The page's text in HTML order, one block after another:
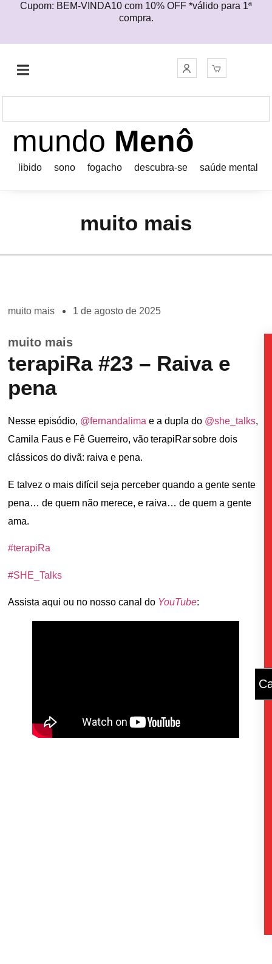
Cupom: BEM-VINDA10 com 10% OFF *válido para 1ª
compra.
libido sono fogacho descubra-se saúde mental
mundo Menô
muito mais
muito mais 1 de agosto de 2025
muito mais
terapiRa #23 – Raiva e
pena
Nesse episódio, @fernandalima e a dupla do @she_talks,
Camila Faus e Fê Guerreiro, vão terapiRar sobre dois
clássicos do divã: raiva e pena.
E talvez o mais difícil seja perceber quando a gente sente
pena… de quem não merece, e raiva… de quem a gente
ama.
#terapiRa
#SHE_Talks
Assista aqui ou no nosso canal do YouTube: